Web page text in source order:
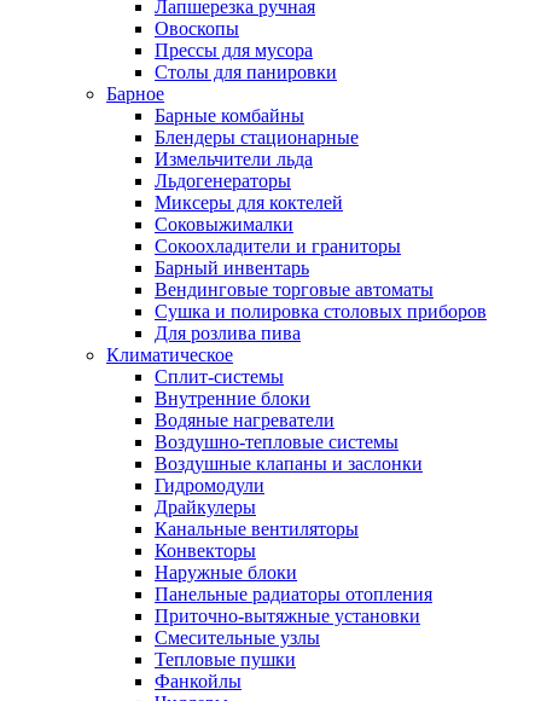
Лапшерезка ручная
Овоскопы
Прессы для мусора
Столы для панировки
Барное
Барные комбайны
Блендеры стационарные
Измельчители льда
Льдогенераторы
Миксеры для коктелей
Соковыжималки
Сокоохладители и граниторы
Барный инвентарь
Вендинговые торговые автоматы
Сушка и полировка столовых приборов
Для розлива пива
Климатическое
Сплит-системы
Внутренние блоки
Водяные нагреватели
Воздушно-тепловые системы
Воздушные клапаны и заслонки
Гидромодули
Драйкулеры
Канальные вентиляторы
Конвекторы
Наружные блоки
Панельные радиаторы отопления
Приточно-вытяжные установки
Смесительные узлы
Тепловые пушки
Фанкойлы